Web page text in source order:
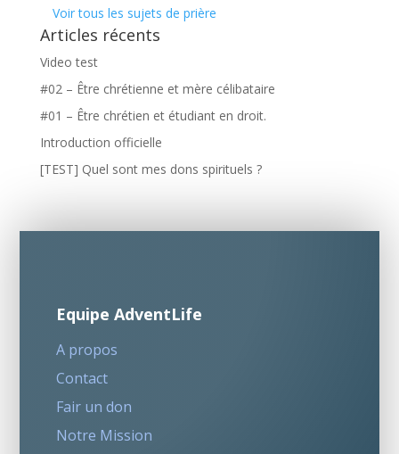
Voir tous les sujets de prière
Articles récents
Video test
#02 – Être chrétienne et mère célibataire
#01 – Être chrétien et étudiant en droit.
Introduction officielle
[TEST] Quel sont mes dons spirituels ?
Equipe AdventLife
A propos
Contact
Fair un don
Notre Mission